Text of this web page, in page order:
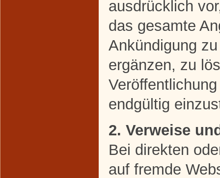
ausdrücklich
das gesamte
Ankündigung
ergänzen, zu
endgültig
2. Verweise
Bei direkten
auf fremde